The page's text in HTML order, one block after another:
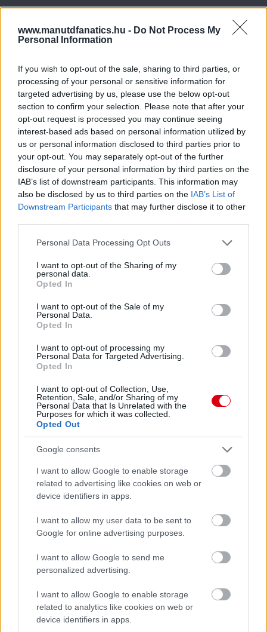
www.manutdfanatics.hu - Do Not Process My
Personal Information
If you wish to opt-out of the sale, sharing to third parties, or
processing of your personal or sensitive information for
targeted advertising by us, please use the below opt-out
section to confirm your selection. Please note that after your
opt-out request is processed you may continue seeing
interest-based ads based on personal information utilized by
us or personal information disclosed to third parties prior to
your opt-out. You may separately opt-out of the further
disclosure of your personal information by third parties on the
IAB’s list of downstream participants. This information may
also be disclosed by us to third parties on the IAB’s List of
Downstream Participants that may further disclose it to other
Please note that this website/app uses one or more Google
not limited to your visit or usage behaviour. You may click to
grant or deny consent to Google and its third-party tags to
use your data for below specified purposes in below Google
consent section.
Personal Data Processing Opt Outs
I want to opt-out of the Sharing of my
personal data.
Opted In
I want to opt-out of the Sale of my
Personal Data.
Opted In
I want to opt-out of processing my
Personal Data for Targeted Advertising.
Opted In
I want to opt-out of Collection, Use,
Retention, Sale, and/or Sharing of my
Personal Data that Is Unrelated with the
Purposes for which it was collected.
Opted Out
Google consents
I want to allow Google to enable storage
related to advertising like cookies on web or
device identifiers in apps.
I want to allow my user data to be sent to
Google for online advertising purposes.
I want to allow Google to send me
personalized advertising.
I want to allow Google to enable storage
related to analytics like cookies on web or
device identifiers in apps.
Meccs Center
Paris Saint-Germain
Manchester United
Felkészülési szezon 4. mérkőzés
Nya Ullevi, Göteborg
2026-08-08 17:00
1 nap 18 óra 37 perc 17 másodperc
AC MilanvsManchester United2026-08-15 18:00
ELŐZŐ MÉRKŐZÉSEK
Támogatás